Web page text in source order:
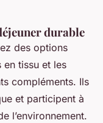
durable
des options
en tissu et les
compléments. Ils
et participent à
l’environnement.